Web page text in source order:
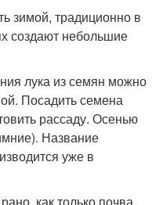
зимой, традиционно в
создают небольшие
лука из семян можно
Посадить семена
рассаду. Осенью
Название
уже в